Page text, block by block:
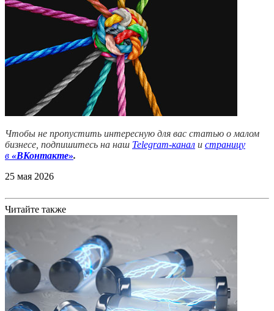
Чтобы не пропустить интересную для вас статью о малом
бизнесе, подпишитесь на наш Telegram-канал и страницу
в «ВКонтакте».
25 мая 2026
Читайте также